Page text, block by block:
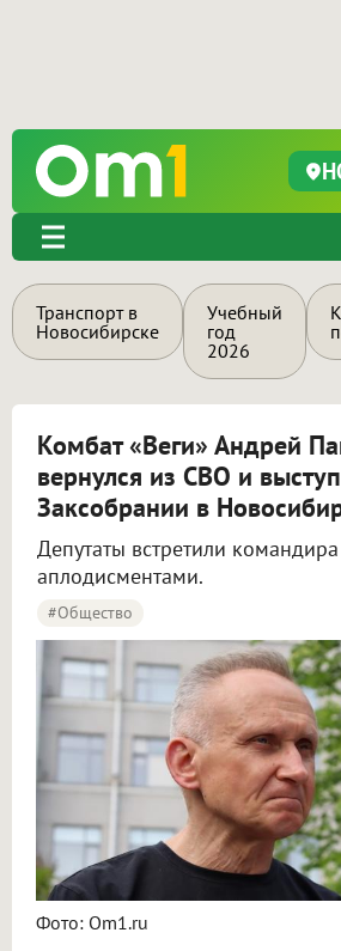
Транспорт в
Новосибирске
Учебный
год
2026
Комбат «Веги» Андрей
вернулся из СВО и
Заксобрании в
Депутаты встретили командира
аплодисментами.
#Общество
Фото: Om1.ru